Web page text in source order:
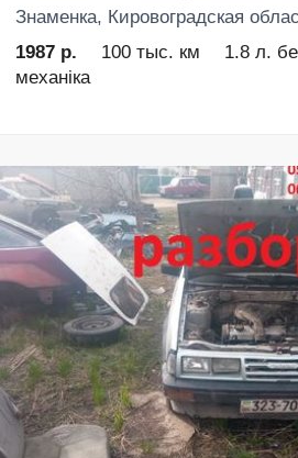
Знаменка, Кировоградская
1987 р.
100 тыс. км 1.8 л.
механіка